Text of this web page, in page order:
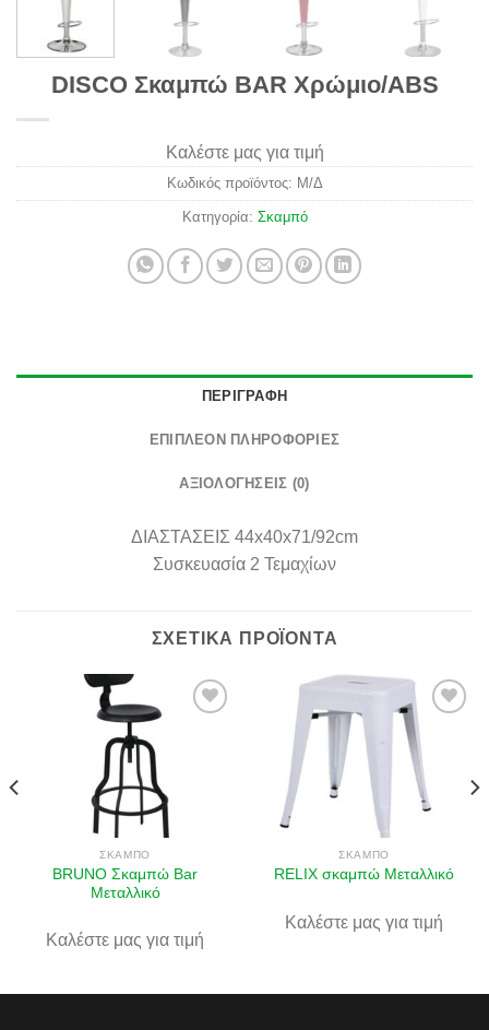
DISCO Σκαμπώ BAR Χρώμιο/ABS
Καλέστε μας για τιμή
Κωδικός προϊόντος: Μ/Δ
Κατηγορία: Σκαμπό
ΠΕΡΙΓΡΑΦΉ
ΕΠΙΠΛΈΟΝ ΠΛΗΡΟΦΟΡΊΕΣ
ΑΞΙΟΛΟΓΉΣΕΙΣ (0)
ΔΙΑΣΤΑΣΕΙΣ 44x40x71/92cm
Συσκευασία 2 Τεμαχίων
ΣΧΕΤΙΚΆ ΠΡΟΪΌΝΤΑ
επιθυμιών
ΣΚΑΜΠΌ
BRUNO Σκαμπώ Bar
Μεταλλικό
Καλέστε μας για τιμή
Πρόσθήκη
στην λίστα
επιθυμιών
ΣΚΑΜΠΌ
RELIX σκαμπώ Μεταλλικό
Καλέστε μας για τιμή